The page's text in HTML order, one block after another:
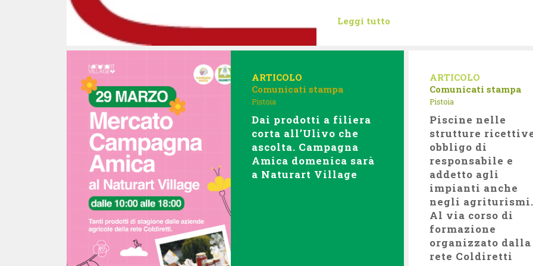
Leggi tutto
ARTICOLO
Comunicati stampa
Pistoia
Dai prodotti a filiera
corta all’Ulivo che
ascolta. Campagna
Amica domenica sarà
a Naturart Village
ARTICOLO
Comunicati stampa
Pistoia
Piscine nelle
strutture
obbligo di
responsabile e
addetto agli
impianti anche
negli
Al via corso di
formazione
organizzato dalla
rete Coldiretti